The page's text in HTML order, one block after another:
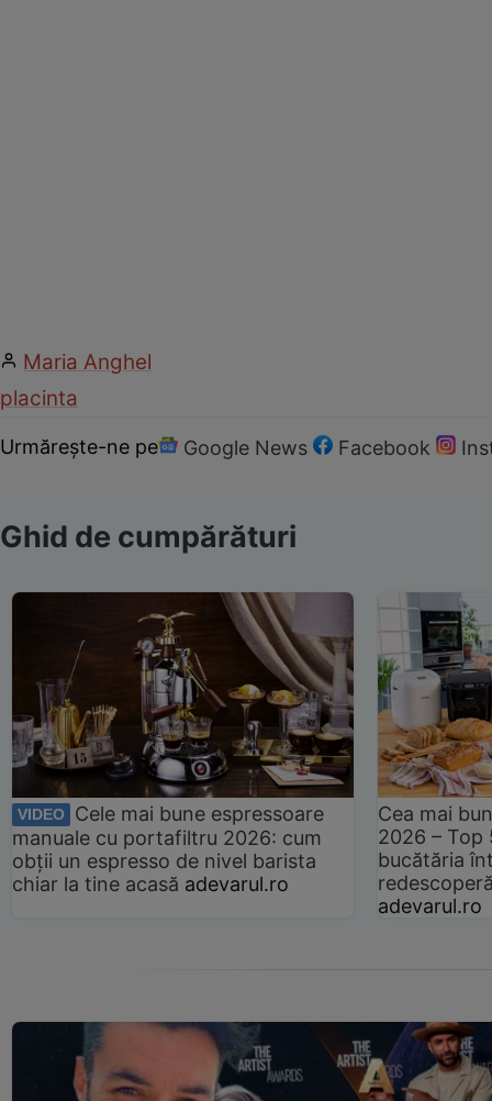
Maria Anghel
placinta
Urmărește-ne pe Google News Facebook
Ghid de cumpărături
VIDEO
Cele mai bune espressoare
manuale cu portafiltru 2026: cum
obții un espresso de nivel barista
chiar la tine acasă adevarul.ro
Cea mai
2026 –
bucătăria
adevarul.ro